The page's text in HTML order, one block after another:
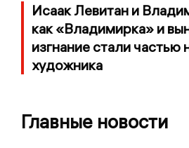
Исаак Левитан и
как «Владимирка» и
изгнание стали частью
художника
Главные новости